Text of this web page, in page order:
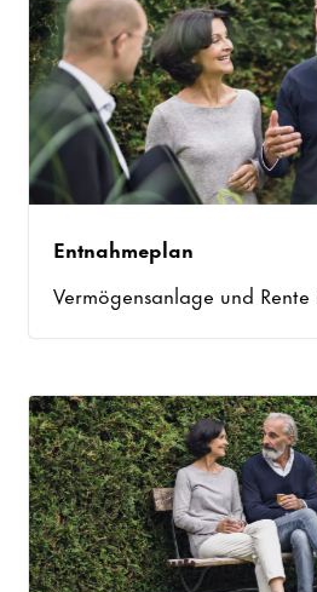
Entnahmeplan
Vermögensanlage und Rente